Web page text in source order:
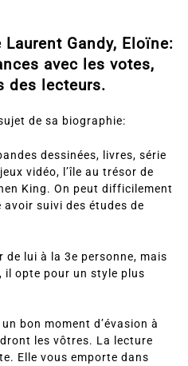
Gandy, Eloïne:
avec les votes,
des lecteurs.
de sa biographie:
dessinées, livres, série
vidéo, l’île au trésor de
King. On peut difficilement
suivi des études de
lui à la 3e personne, mais
opte pour un style plus
bon moment d’évasion à
les vôtres. La lecture
Elle vous emporte dans